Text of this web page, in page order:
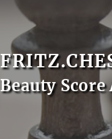
Beauty